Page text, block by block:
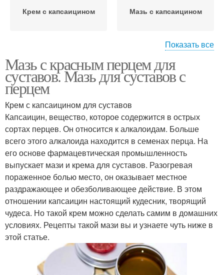
Крем с капсаицином Мазь с капсаицином
Мазь из красного Мазь с перцем
Мази с перцем Мази для суставов
Мазь из перца
Показать все
Мазь с красным перцем для
суставов. Мазь для суставов с
перцем
Крем с капсаицином для суставов
Капсаицин, вещество, которое содержится в острых
сортах перцев. Он относится к алкалоидам. Больше
всего этого алкалоида находится в семенах перца. На
его основе фармацевтическая промышленность
выпускает мази и крема для суставов. Разогревая
пораженное болью место, он оказывает местное
раздражающее и обезболивающее действие. В этом
отношении капсаицин настоящий кудесник, творящий
чудеса. Но такой крем можно сделать самим в домашних
условиях. Рецепты такой мази вы и узнаете чуть ниже в
этой статье.